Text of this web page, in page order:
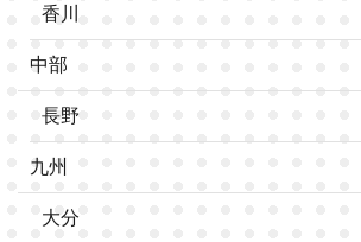
香川
中部
長野
九州
大分